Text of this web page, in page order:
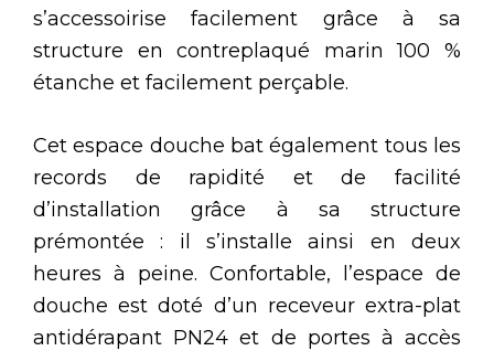
s’accessoirise facilement grâce à sa
structure en contreplaqué marin 100 %
étanche et facilement perçable.
Cet espace douche bat également tous les
records de rapidité et de facilité
d’installation grâce à sa structure
prémontée : il s’installe ainsi en deux
heures à peine. Confortable, l’espace de
douche est doté d’un receveur extra-plat
antidérapant PN24 et de portes à accès